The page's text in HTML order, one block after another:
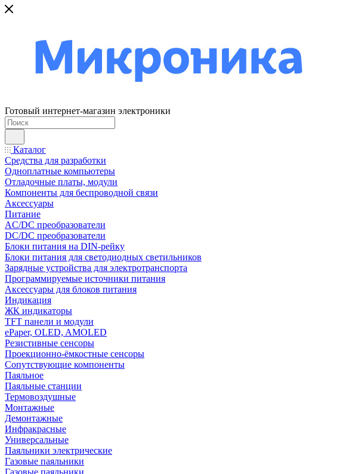
Готовый интернет-магазин электроники
Каталог
Средства для разработки
Одноплатные компьютеры
Отладочные платы, модули
Компоненты для беспроводной связи
Аксессуары
Питание
AC/DC преобразователи
DC/DC преобразователи
Блоки питания на DIN-рейку
Блоки питания для светодиодных светильников
Зарядные устройства для электротранспорта
Программируемые источники питания
Аксессуары для блоков питания
Индикация
ЖК индикаторы
TFT панели и модули
ePaper, OLED, AMOLED
Резистивные сенсоры
Проекционно-ёмкостные сенсоры
Сопутствующие компоненты
Паяльное
Паяльные станции
Термовоздушные
Монтажные
Демонтажные
Инфракрасные
Универсальные
Паяльники электрические
Газовые паяльники
Газовые паяльники